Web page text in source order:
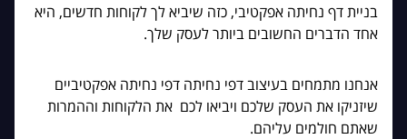
בניית דף נחיתה אפקטיבי, כזה שיביא לך לקוחות חדשים, היא
אחד הדברים החשובים ביותר לעסק שלך.
אנחנו מתמחים בעיצוב דפי נחיתה דפי נחיתה אפקטיביים
שיזניקו את העסק שלכם ויביאו לכם את הלקוחות וההמרות
שאתם חולמים עליהם.